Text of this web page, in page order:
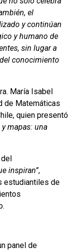
el
y continúan
y humano de
sin lugar a
conocimiento
María Isabel
de Matemáticas
quien presentó
mapas: una
inspiran”,
estudiantiles de
panel de